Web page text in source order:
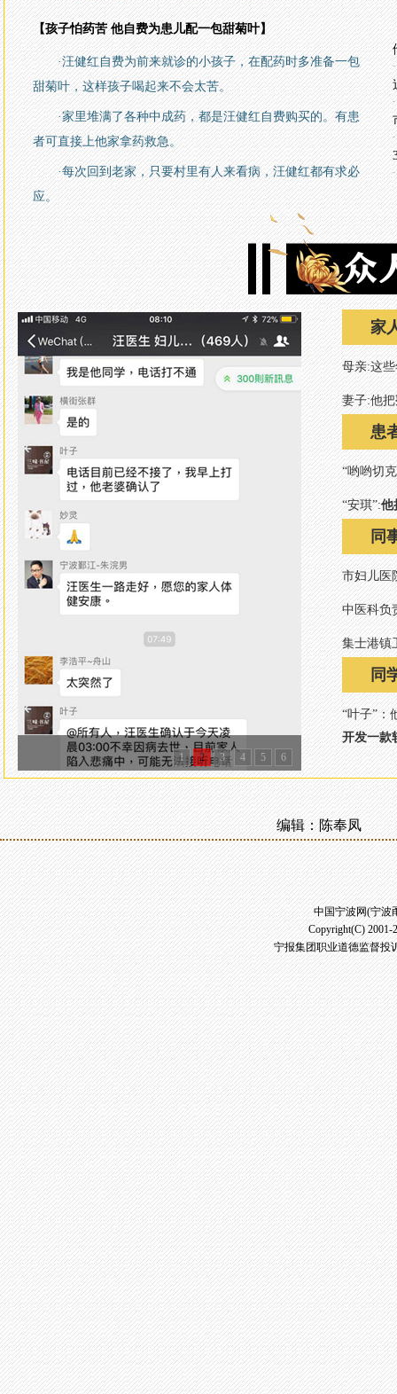
【孩子怕药苦 他自费为患儿配一包甜菊叶】
·汪健红自费为前来就诊的小孩子，在配药时多准备一包
甜菊叶，这样孩子喝起来不会太苦。
·家里堆满了各种中成药，都是汪健红自费购买的。有患
者可直接上他家拿药救急。
·每次回到老家，只要村里有人来看病，汪健红都有求必
应。
家
母亲:这
妻子:他把
患
“哟哟切
“安琪”:他
同
市妇儿医
中医科负
集士港镇
同
“叶子”：
开发一款
编辑：陈奉凤
中国宁波网(宁波
Copyright(C) 2001-
宁报集团职业道德监督